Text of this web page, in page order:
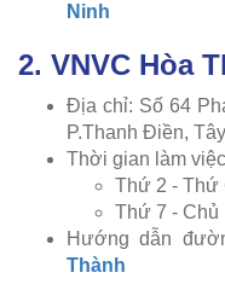
Ninh
2. VNVC Hòa
Địa chỉ: Số 64
P.Thanh Điền,
Thời gian làm
Thứ 2 - Thứ
Thứ 7 - Chủ
Hướng dẫn
Thành